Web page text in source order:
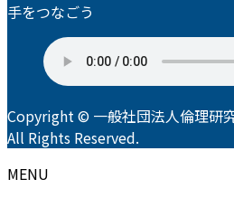
手をつなごう
Copyright © 一般社団法人倫理研
All Rights Reserved.
MENU